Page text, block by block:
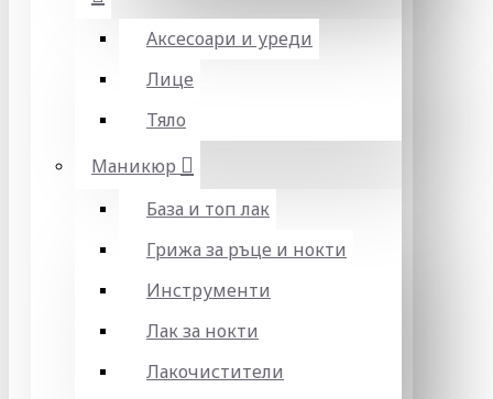
Аксесоари и уреди
Лице
Тяло
Маникюр
База и топ лак
Грижа за ръце и нокти
Инструменти
Лак за нокти
Лакочистители